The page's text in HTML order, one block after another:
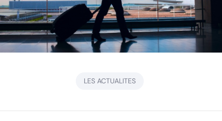
LES ACTUALITES